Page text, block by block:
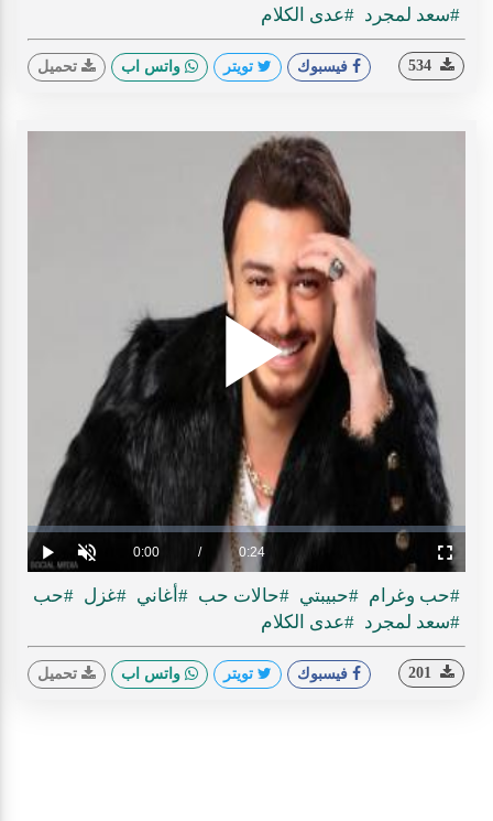
#سعد لمجرد #عدى الكلام
فيسبوك تويتر واتس اب تحميل
Play
Play Unmute Current
Time
0:00 / Duration
0:24
Loaded:
0%
Progress:
0%
Fullscreen
#حب وغرام #حبيبتي #حالات حب #أغاني #غزل #حب
#سعد لمجرد #عدى الكلام
فيسبوك تويتر واتس اب تحميل